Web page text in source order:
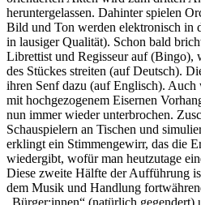
heruntergelassen. Dahinter spielen
Bild und Ton werden elektronisch in
in lausiger Qualität). Schon bald
Librettist und Regisseur auf (Bingo),
des Stückes streiten (auf Deutsch).
ihren Senf dazu (auf Englisch). Auch
mit hochgezogenem Eisernen
nun immer wieder unterbrochen.
Schauspielern an Tischen und
erklingt ein Stimmengewirr, das die
wiedergibt, wofür man heutzutage
Diese zweite Hälfte der Aufführung
dem Musik und Handlung
„Bürger:innen“ (natürlich